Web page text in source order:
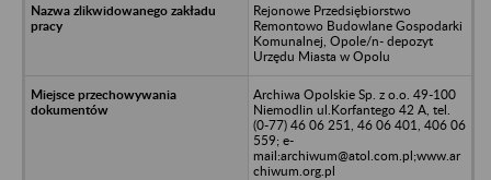
Rejonowe Przedsiębiorstwo
Remontowo Budowlane Gospodarki
Komunalnej, Opole/n- depozyt
Urzędu Miasta w Opolu
Archiwa Opolskie Sp. z o.o. 49-100
Niemodlin ul.Korfantego 42 A, tel.
(0-77) 46 06 251, 46 06 401, 406 06
559; e-
mail:archiwum@atol.com.pl;www.ar
chiwum.org.pl